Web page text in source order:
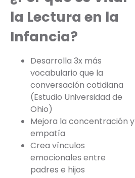
la Lectura en la
Infancia?
Desarrolla 3x más
vocabulario que la
conversación cotidiana
(Estudio Universidad de
Ohio)
Mejora la concentración y
empatía
Crea vínculos
emocionales entre
padres e hijos